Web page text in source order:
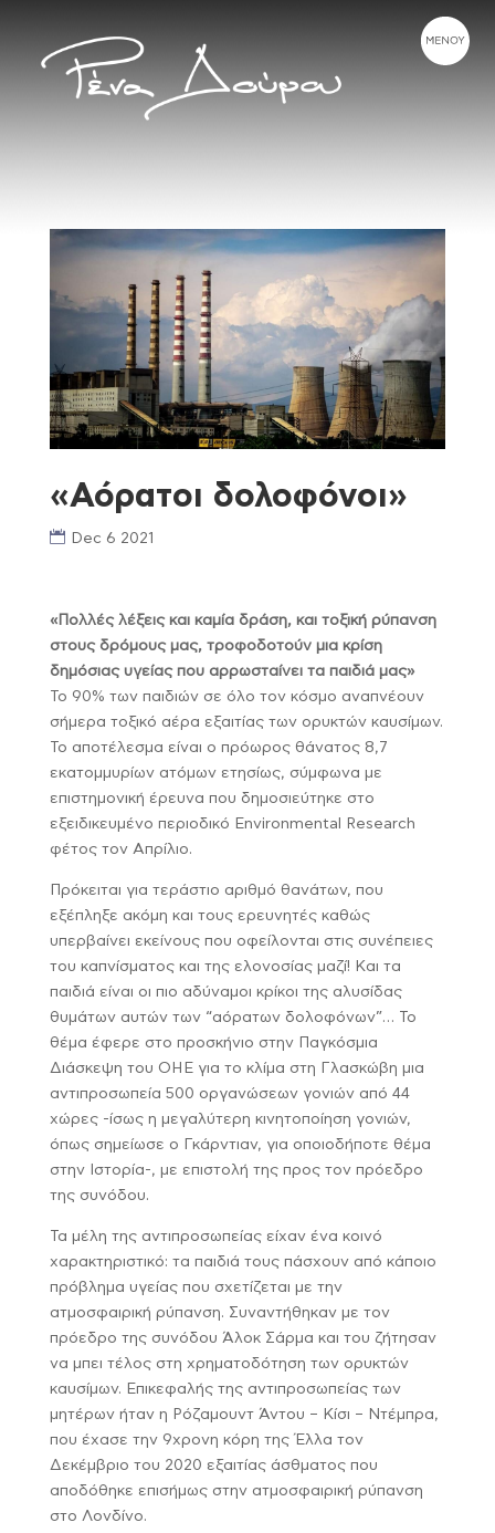
«Αόρατοι δολοφόνοι»
Dec 6 2021
«Πολλές λέξεις και καμία δράση, και τοξική ρύπανση
στους δρόμους μας, τροφοδοτούν μια κρίση
δημόσιας υγείας που αρρωσταίνει τα παιδιά μας»
Το 90% των παιδιών σε όλο τον κόσμο αναπνέουν
σήμερα τοξικό αέρα εξαιτίας των ορυκτών καυσίμων.
Το αποτέλεσμα είναι ο πρόωρος θάνατος 8,7
εκατομμυρίων ατόμων ετησίως, σύμφωνα με
επιστημονική έρευνα που δημοσιεύτηκε στο
εξειδικευμένο περιοδικό Environmental Research
φέτος τον Απρίλιο.
Πρόκειται για τεράστιο αριθμό θανάτων, που
εξέπληξε ακόμη και τους ερευνητές καθώς
υπερβαίνει εκείνους που οφείλονται στις συνέπειες
του καπνίσματος και της ελονοσίας μαζί! Και τα
παιδιά είναι οι πιο αδύναμοι κρίκοι της αλυσίδας
θυμάτων αυτών των “αόρατων δολοφόνων”… Το
θέμα έφερε στο προσκήνιο στην Παγκόσμια
Διάσκεψη του ΟΗΕ για το κλίμα στη Γλασκώβη μια
αντιπροσωπεία 500 οργανώσεων γονιών από 44
χώρες -ίσως η μεγαλύτερη κινητοποίηση γονιών,
όπως σημείωσε ο Γκάρντιαν, για οποιοδήποτε θέμα
στην Ιστορία-, με επιστολή της προς τον πρόεδρο
της συνόδου.
Τα μέλη της αντιπροσωπείας είχαν ένα κοινό
χαρακτηριστικό: τα παιδιά τους πάσχουν από κάποιο
πρόβλημα υγείας που σχετίζεται με την
ατμοσφαιρική ρύπανση. Συναντήθηκαν με τον
πρόεδρο της συνόδου Άλοκ Σάρμα και του ζήτησαν
να μπει τέλος στη χρηματοδότηση των ορυκτών
καυσίμων. Επικεφαλής της αντιπροσωπείας των
μητέρων ήταν η Ρόζαμουντ Άντου – Κίσι – Ντέμπρα,
που έχασε την 9χρονη κόρη της Έλλα τον
Δεκέμβριο του 2020 εξαιτίας άσθματος που
αποδόθηκε επισήμως στην ατμοσφαιρική ρύπανση
στο Λονδίνο.